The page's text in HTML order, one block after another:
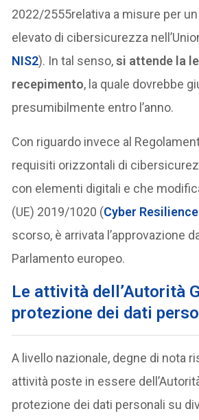
2022/2555relativa a misure per
elevato di cibersicurezza
NIS2). In tal senso,si attende la
recepimento, la quale dovrebbe
presumibilmente entro l’anno.
Con riguardo invece al
requisiti orizzontali di
con elementi digitali e che
(UE) 2019/1020 (Cyber
scorso, è arrivata l’approvazione
Parlamento europeo.
Le attività dell’Autorità
protezione dei dati
A livello nazionale, degne di nota
attività poste in essere
protezione dei dati personali su